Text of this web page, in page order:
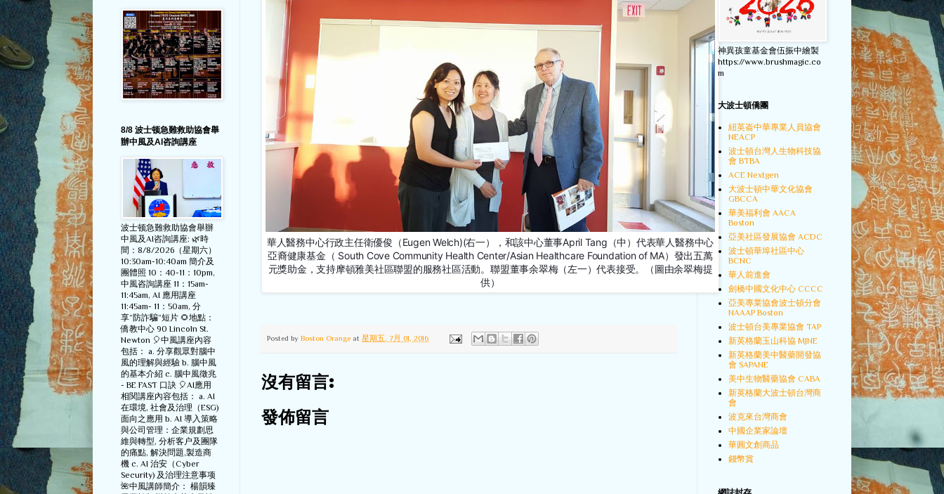
華人醫務中心行政主任衛優俊（Eugen Welch)(右一），和該中心董事April Tang（中）代表華人醫務中心
亞裔健康基金（ South Cove Community Health Center/Asian Healthcare Foundation of MA）發出五萬
元獎助金，支持摩頓雅美社區聯盟的服務社區活動。聯盟董事余翠梅（左一）代表接受。（圖由余翠梅提
供）
Posted by Boston Orange at 星期五, 7月 01, 2016
沒有留言:
發佈留言
8/8 波士顿急難救助協會舉
辦中風及AI咨詢講座
波士顿急難救助協會舉辦
中風及AI咨詢講座: 🌿時
間：8/8/2026（星期六）
10:30am-10:40am 簡介及
團體照 10：40-11：10pm,
中風咨詢講座 11：15am-
11:45am, AI 應用講座
11:45am- 11：50am, 分
享”防詐騙”短片 🌻地點：
僑教中心 90 Lincoln St.
Newton 🎈中風講座內容
包括： a. 分享觀眾對腦中
風的理解與經驗 b. 腦中風
的基本介紹 c. 腦中風徵兆
- BE FAST 口訣 🎈AI應用
相関講座內容包括： a. AI
在環境, 社會及治理（ESG)
面向之應用 b. AI 導入策略
與公司管理：企業規劃思
維與轉型, 分析客户及團隊
的痛點, 解決問題,製造商
機 c. AI 治安（Cyber
Security) 及治理注意事项
🌺中風講師簡介： 楊韻臻
神異孩童基金會伍振中繪製
https://www.brushmagic.co
m
大波士頓僑團
紐英崙中華專業人員協會
NEACP
波士頓台灣人生物科技協
會 BTBA
ACE Nextgen
大波士頓中華文化協會
GBCCA
華美福利會 AACA
Boston
亞美社區發展協會 ACDC
波士頓華埠社區中心
BCNC
華人前進會
劍橋中國文化中心 CCCC
亞美專業協會波士頓分會
NAAAP Boston
波士頓台美專業協會 TAP
新英格蘭玉山科協 MJNE
新英格蘭美中醫藥開發協
會 SAPANE
美中生物醫藥協會 CABA
新英格蘭大波士頓台灣商
會
波克來台灣商會
中國企業家論壇
華圓文創商品
錢幣賞